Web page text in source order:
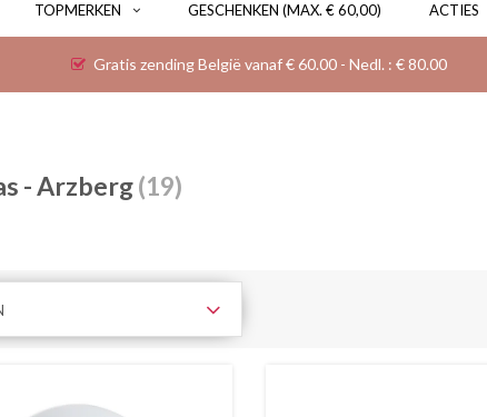
TOPMERKEN GESCHENKEN (MAX. € 60,00) ACTIES
Gratis zending België vanaf € 60.00 - Nedl. : € 80.00
- Arzberg(19)